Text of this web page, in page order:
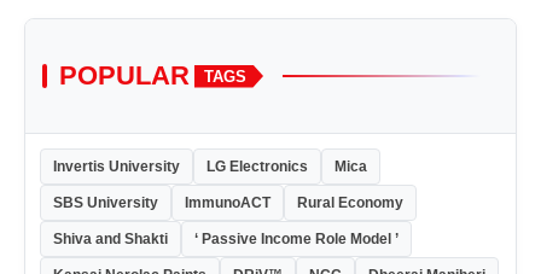
POPULAR TAGS
Invertis University LG Electronics Mica
SBS University ImmunoACT Rural Economy
Shiva and Shakti ‘ Passive Income Role Model ’